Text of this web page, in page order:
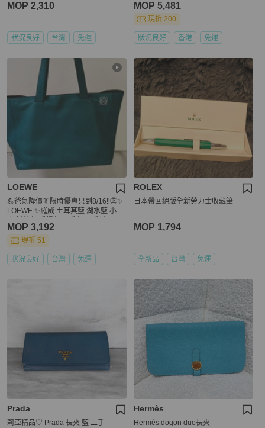
MOP 2,310
狀況良好 台灣 免運
MOP 5,481
現折 200
狀況良好 香港 免運
LOEWE
💪爸氣降價👔限時優惠只到8/16‼️㊣✨
LOEWE ✨羅威 土耳其藍 湖水藍 小牛
二手樹屋🌳
MOP 3,192
現折 51
狀況良好 台灣 免運
ROLEX
日本帶回絕版全新勞力士收藏筆
MOP 1,794
全新品 台灣 免運
Prada
莉亞精品♡ Prada 長夾 藍 二手
Hermès
Hermès dogon duo長夾